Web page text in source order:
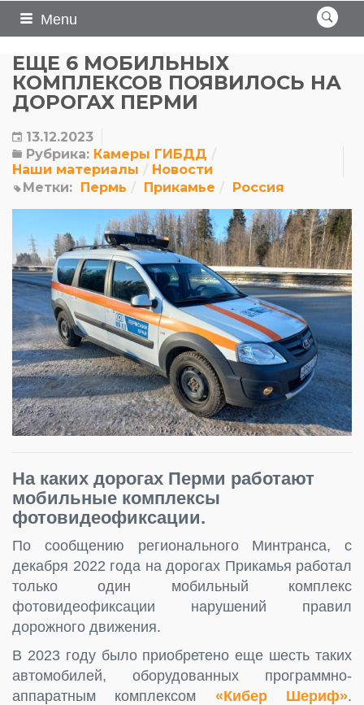
Menu
ЕЩЕ 6 МОБИЛЬНЫХ
КОМПЛЕКСОВ ПОЯВИЛОСЬ НА
ДОРОГАХ ПЕРМИ
13.12.2023
Рубрика: Камеры ГИБДД
Наши материалы
Новости
Метки: Пермь Прикамье Россия
На каких дорогах Перми работают
мобильные комплексы
фотовидеофиксации.
По сообщению регионального Минтранса, с
декабря 2022 года на дорогах Прикамья работал
только один мобильный комплекс
фотовидеофиксации нарушений правил
дорожного движения.
В 2023 году было приобретено еще шесть таких
автомобилей, оборудованных программно-
аппаратным комплексом «Кибер Шериф».